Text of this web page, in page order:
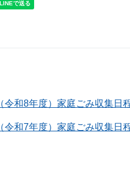
令和8年度）家庭ごみ収集日
令和7年度）家庭ごみ収集日